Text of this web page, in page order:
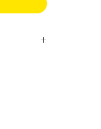
médical et